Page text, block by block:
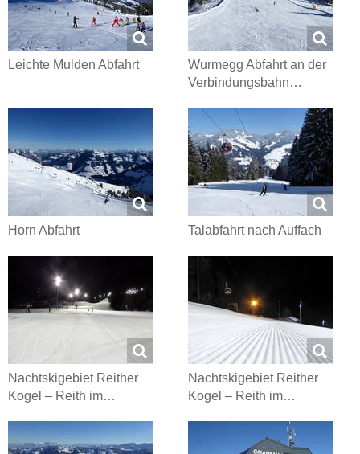
Leichte Mulden Abfahrt
Wurmegg Abfahrt an der
Verbindungsbahn…
Horn Abfahrt Talabfahrt nach Auffach
Nachtskigebiet Reither
Kogel – Reith im…
Nachtskigebiet Reither
Kogel – Reith im…